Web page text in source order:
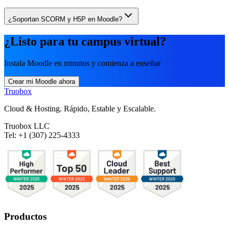
¿Soportan SCORM y H5P en Moodle?
¿Listo para tu campus virtual?
Instala Moodle en minutos y comienza a enseñar
Crear mi Moodle ahora
Truobox
Cloud & Hosting. Rápido, Estable y Escalable.
Truobox LLC
Tel: +1 (307) 225-4333
Productos